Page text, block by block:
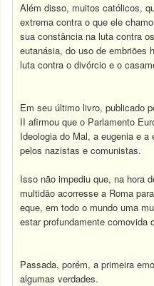
Além disso, muitos católicos,
extrema contra o que ele
sua constância na luta contra
eutanásia, do uso de embriões
luta contra o divórcio e o
Em seu último livro, publicado
II afirmou que o Parlamento
Ideologia do Mal, a eugenia e a
pelos nazistas e comunistas.
Isso não impediu que, na hora
multidão acorresse a Roma
eque, em todo o mundo uma
estar profundamente comovida
Passada, porém, a primeira
algumas verdades.